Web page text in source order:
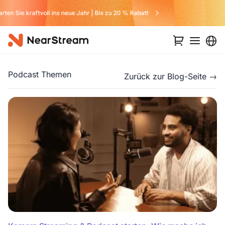
Verpassen Sie kein Angebot von uns
…
Podcast Themen Zurück zur Blog-Seite →